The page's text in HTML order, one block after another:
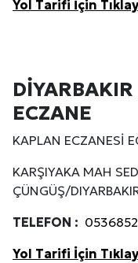
Yol Tarifi İçin
ECZANE
KAPLAN ECZANESİ
KARŞIYAKA MAH
ÇÜNGÜŞ/
TELEFON :
Yol Tarifi İçin